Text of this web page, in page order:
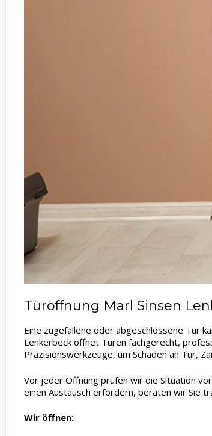
Türöffnung Marl Sinsen
Eine zugefallene oder abgeschlossene Tür
Lenkerbeck öffnet Türen fachgerecht,
Präzisionswerkzeuge, um Schäden an Tür,
Vor jeder Öffnung prüfen wir die Situation
einen Austausch erfordern, beraten wir Sie
Wir öffnen: